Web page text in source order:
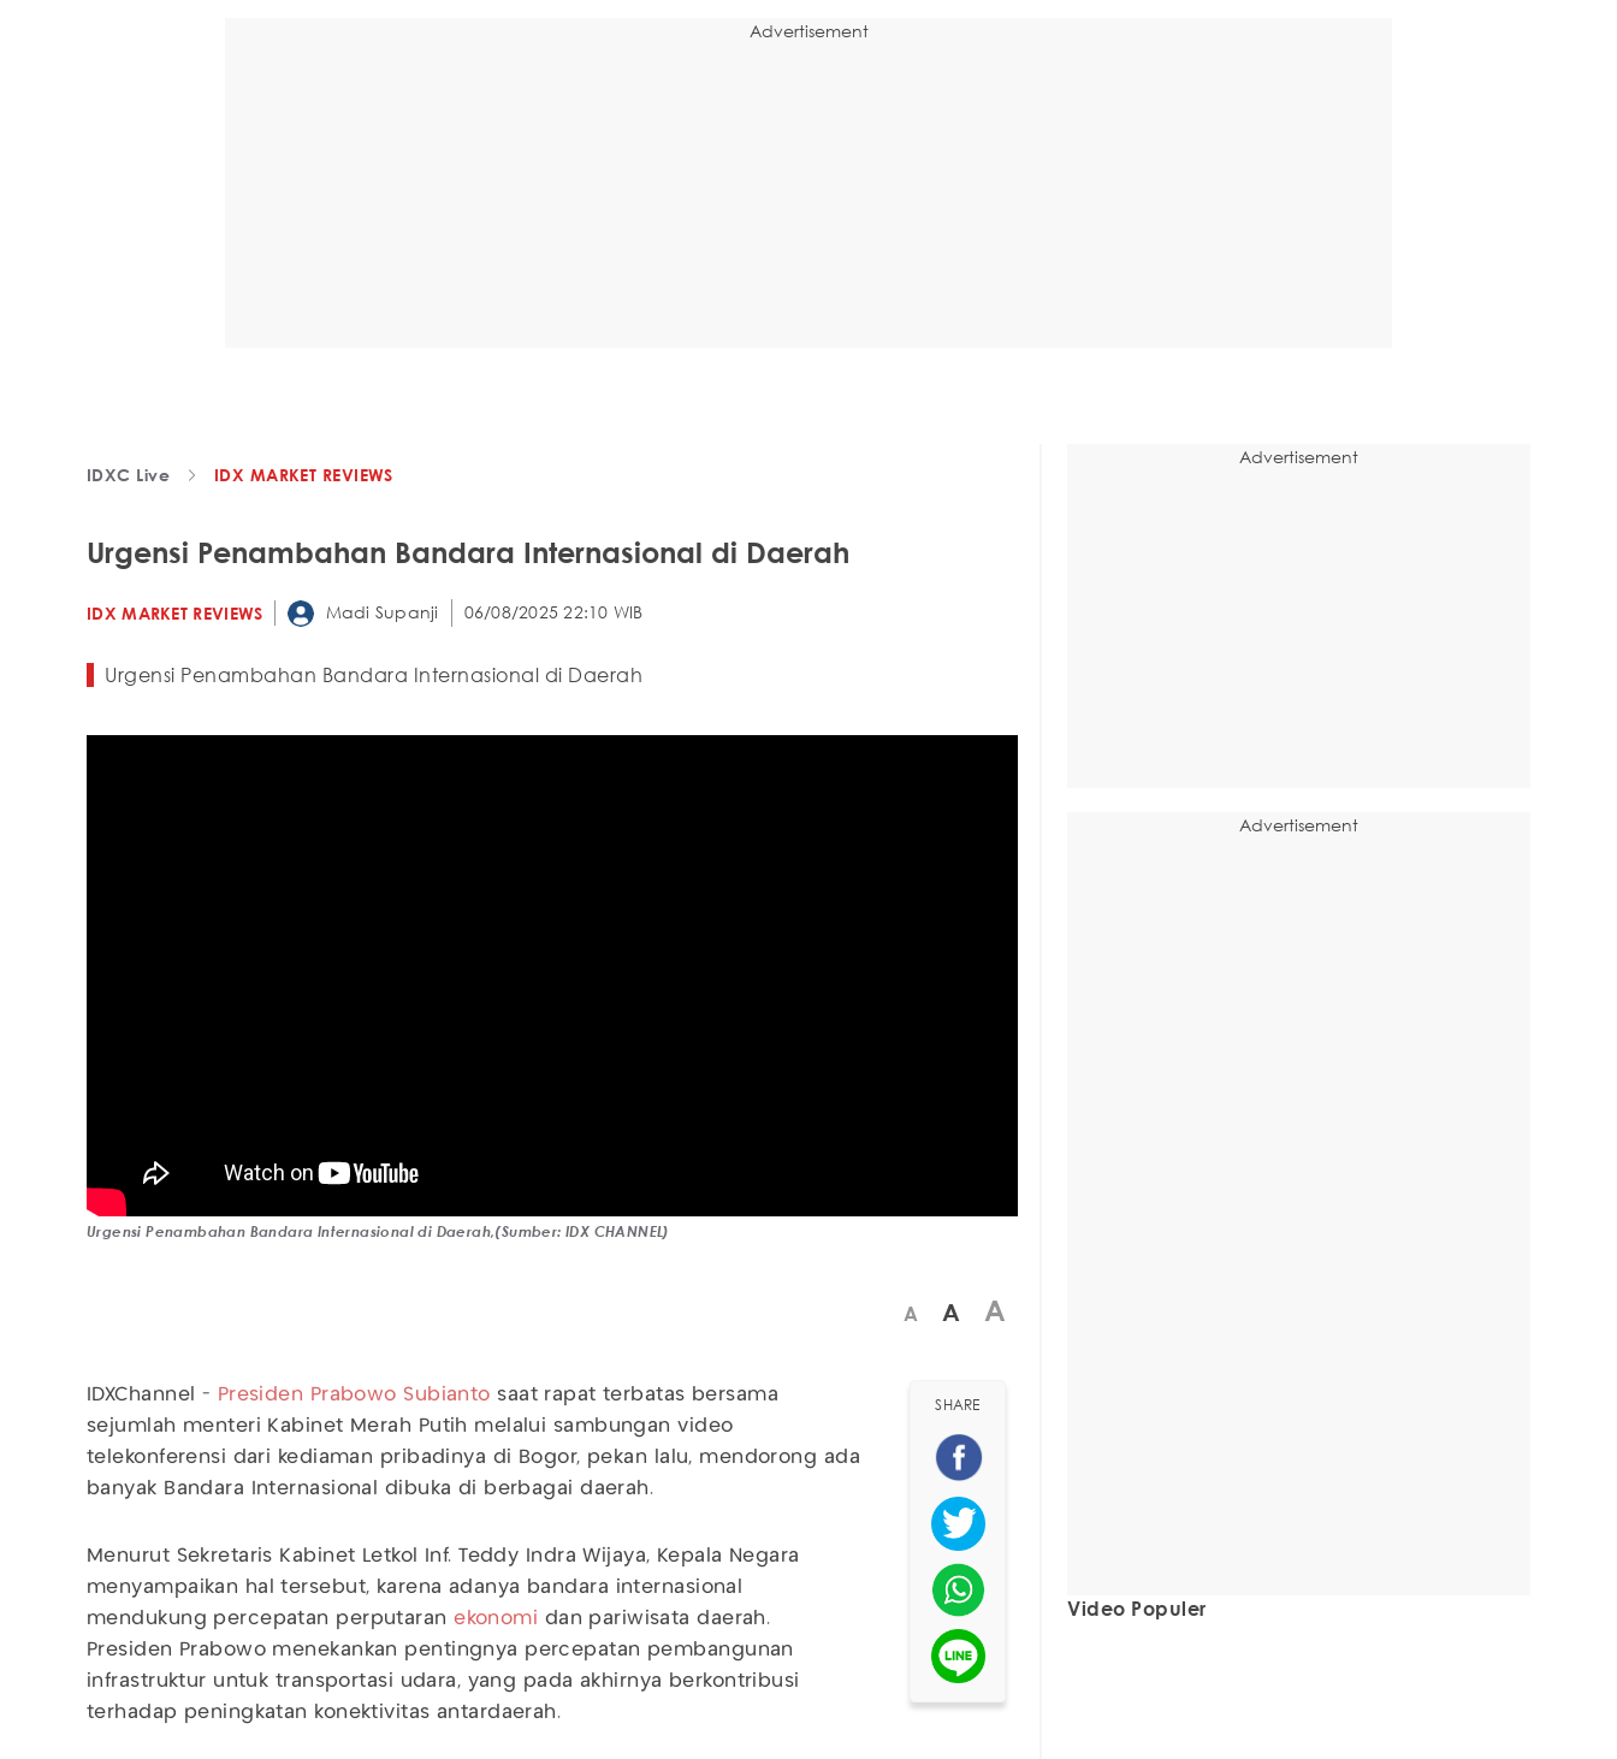
Advertisement
IDXC Live IDX MARKET REVIEWS
Urgensi Penambahan Bandara Internasional di Daerah
IDX MARKET REVIEWS Madi Supanji 06/08/2025 22:10 WIB
Urgensi Penambahan Bandara Internasional di Daerah
Urgensi Penambahan Bandara Internasional di Daerah,(Sumber: IDX CHANNEL)
A A A
IDXChannel - Presiden Prabowo Subianto saat rapat terbatas bersama
sejumlah menteri Kabinet Merah Putih melalui sambungan video
telekonferensi dari kediaman pribadinya di Bogor, pekan lalu, mendorong ada
banyak Bandara Internasional dibuka di berbagai daerah.
Menurut Sekretaris Kabinet Letkol Inf. Teddy Indra Wijaya, Kepala Negara
menyampaikan hal tersebut, karena adanya bandara internasional
mendukung percepatan perputaranekonomi dan pariwisata daerah.
Presiden Prabowo menekankan pentingnya percepatan pembangunan
infrastruktur untuk transportasi udara, yang pada akhirnya berkontribusi
terhadap peningkatan konektivitas antardaerah.
SHARE
Advertisement
Advertisement
Video Populer